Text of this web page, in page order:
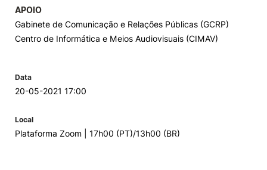
APOIO
Gabinete de Comunicação e Relações Públicas (GCRP)
Centro de Informática e Meios Audiovisuais (CIMAV)
Data
20-05-2021 17:00
Local
Plataforma Zoom | 17h00 (PT)/13h00 (BR)